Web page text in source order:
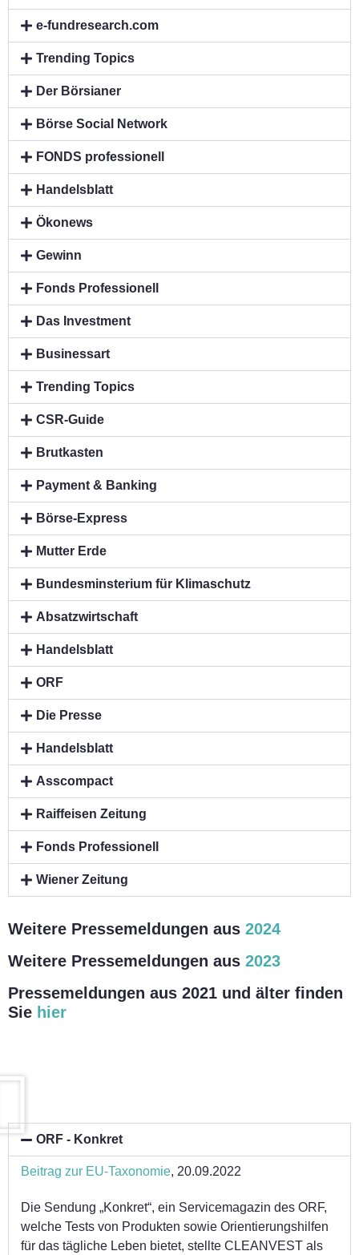
e-fundresearch.com
Trending Topics
Der Börsianer
Börse Social Network
FONDS professionell
Handelsblatt
Ökonews
Gewinn
Fonds Professionell
Das Investment
Businessart
Trending Topics
CSR-Guide
Brutkasten
Payment & Banking
Börse-Express
Mutter Erde
Bundesminsterium für Klimaschutz
Absatzwirtschaft
Handelsblatt
ORF
Die Presse
Handelsblatt
Asscompact
Raiffeisen Zeitung
Fonds Professionell
Wiener Zeitung
Weitere Pressemeldungen aus 2024
Weitere Pressemeldungen aus 2023
Pressemeldungen aus 2021 und älter finden
Sie hier
ORF - Konkret
Beitrag zur EU-Taxonomie, 20.09.2022
Die Sendung „Konkret“, ein Servicemagazin des ORF,
welche Tests von Produkten sowie Orientierungshilfen
für das tägliche Leben bietet, stellte CLEANVEST als